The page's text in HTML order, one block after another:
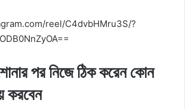
reel/C4dvbHMru3S/?
পর নিজে ঠিক করেন কোন
করবেন